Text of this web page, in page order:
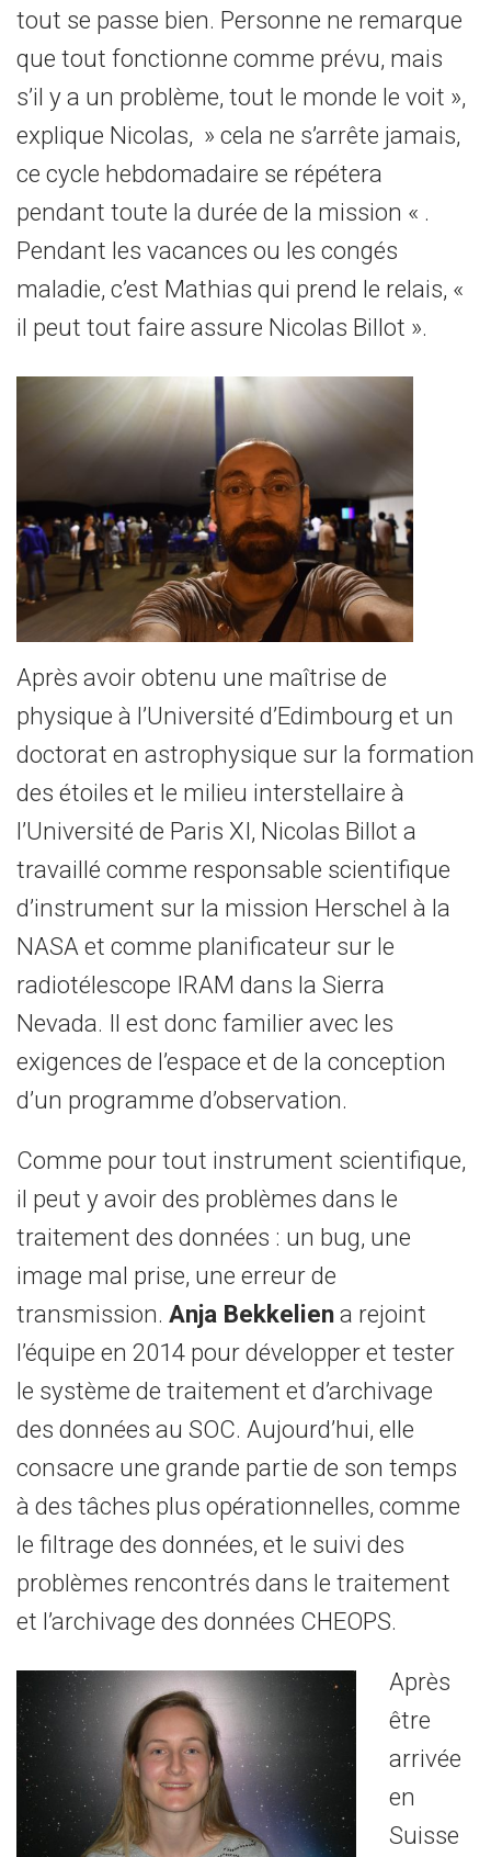
tout se passe bien. Personne ne remarque
que tout fonctionne comme prévu, mais
s’il y a un problème, tout le monde le voit »,
explique Nicolas, » cela ne s’arrête jamais,
ce cycle hebdomadaire se répétera
pendant toute la durée de la mission « .
Pendant les vacances ou les congés
maladie, c’est Mathias qui prend le relais, «
il peut tout faire assure Nicolas Billot ».
Après avoir obtenu une maîtrise de
physique à l’Université d’Edimbourg et un
doctorat en astrophysique sur la formation
des étoiles et le milieu interstellaire à
l’Université de Paris XI, Nicolas Billot a
travaillé comme responsable scientifique
d’instrument sur la mission Herschel à la
NASA et comme planificateur sur le
radiotélescope IRAM dans la Sierra
Nevada. Il est donc familier avec les
exigences de l’espace et de la conception
d’un programme d’observation.
Comme pour tout instrument scientifique,
il peut y avoir des problèmes dans le
traitement des données : un bug, une
image mal prise, une erreur de
transmission. Anja Bekkeliena rejoint
l’équipe en 2014 pour développer et tester
le système de traitement et d’archivage
des données au SOC. Aujourd’hui, elle
consacre une grande partie de son temps
à des tâches plus opérationnelles, comme
le filtrage des données, et le suivi des
problèmes rencontrés dans le traitement
et l’archivage des données CHEOPS.
Après
être
arrivée
en
Suisse